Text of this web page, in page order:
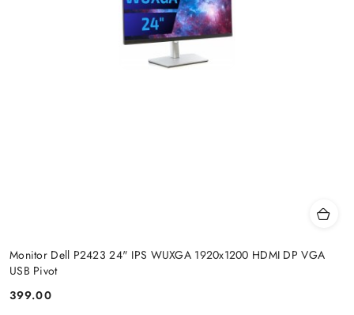
Monitor Dell P2423 24" IPS WUXGA 1920x1200 HDMI DP VGA
USB Pivot
Price:
399.00